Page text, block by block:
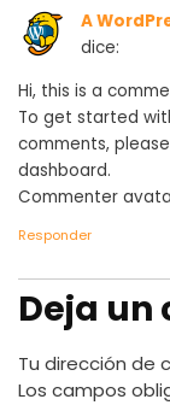
A
dice:
Hi, this is a
To get started
comments,
dashboard.
Commenter
Responder
Deja
Tu dirección de
Los campos